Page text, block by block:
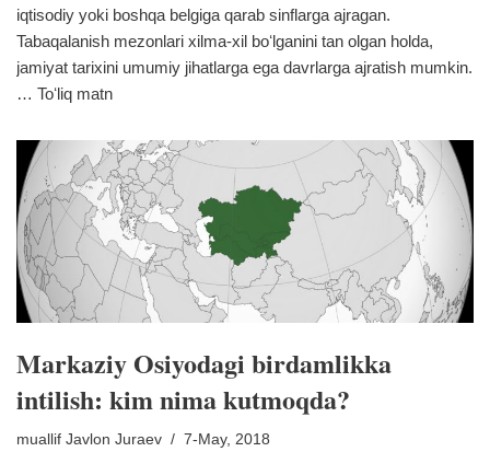
iqtisodiy yoki boshqa belgiga qarab sinflarga ajragan.
Tabaqalanish mezonlari xilma-xil boʻlganini tan olgan holda,
jamiyat tarixini umumiy jihatlarga ega davrlarga ajratish mumkin.
… Toʻliq matn
Markaziy Osiyodagi birdamlikka
intilish: kim nima kutmoqda?
muallif Javlon Juraev 7-May, 2018